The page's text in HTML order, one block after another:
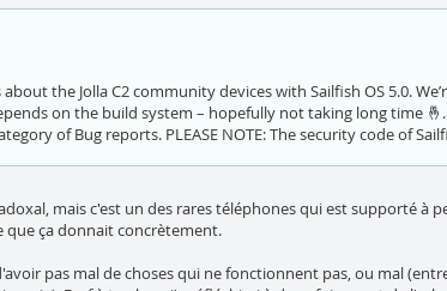
the Jolla C2 community devices with Sailfish OS 5.0.
on the build system – hopefully not taking long time
of Bug reports. PLEASE NOTE: The security code of
mais c'est un des rares téléphones qui est supporté à
ça donnait concrètement.
pas mal de choses qui ne fonctionnent pas, ou mal